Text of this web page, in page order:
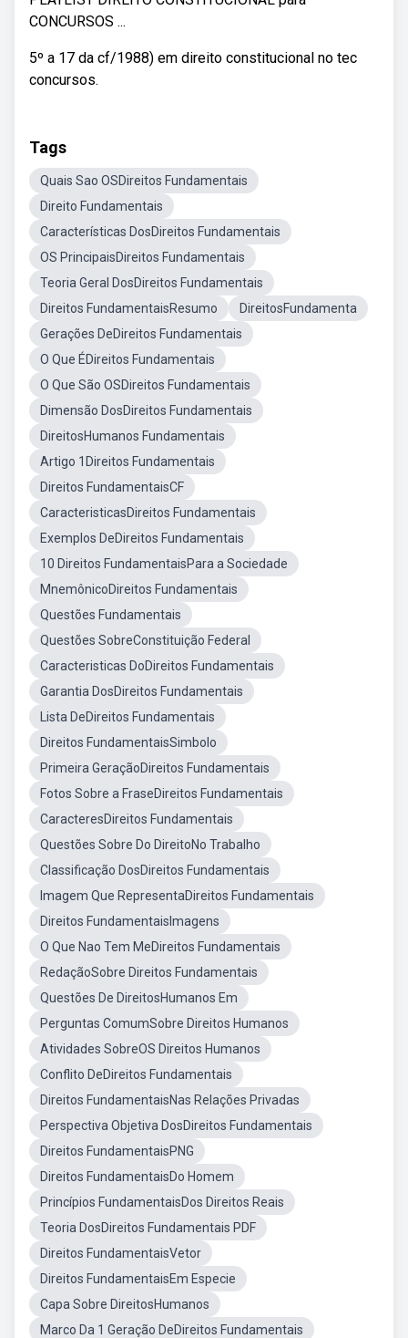
CONCURSOS ...
5º a 17 da cf/1988) em direito constitucional no tec
concursos.
Tags
Quais Sao OSDireitos Fundamentais
Direito Fundamentais
Características DosDireitos Fundamentais
OS PrincipaisDireitos Fundamentais
Teoria Geral DosDireitos Fundamentais
Direitos FundamentaisResumo
DireitosFundamenta
Gerações DeDireitos Fundamentais
O Que ÉDireitos Fundamentais
O Que São OSDireitos Fundamentais
Dimensão DosDireitos Fundamentais
DireitosHumanos Fundamentais
Artigo 1Direitos Fundamentais
Direitos FundamentaisCF
CaracteristicasDireitos Fundamentais
Exemplos DeDireitos Fundamentais
10 Direitos FundamentaisPara a Sociedade
MnemônicoDireitos Fundamentais
Questões Fundamentais
Questões SobreConstituição Federal
Caracteristicas DoDireitos Fundamentais
Garantia DosDireitos Fundamentais
Lista DeDireitos Fundamentais
Direitos FundamentaisSimbolo
Primeira GeraçãoDireitos Fundamentais
Fotos Sobre a FraseDireitos Fundamentais
CaracteresDireitos Fundamentais
Questões Sobre Do DireitoNo Trabalho
Classificação DosDireitos Fundamentais
Imagem Que RepresentaDireitos Fundamentais
Direitos FundamentaisImagens
O Que Nao Tem MeDireitos Fundamentais
RedaçãoSobre Direitos Fundamentais
Questões De DireitosHumanos Em
Perguntas ComumSobre Direitos Humanos
Atividades SobreOS Direitos Humanos
Conflito DeDireitos Fundamentais
Direitos FundamentaisNas Relações Privadas
Perspectiva Objetiva DosDireitos Fundamentais
Direitos FundamentaisPNG
Direitos FundamentaisDo Homem
Princípios FundamentaisDos Direitos Reais
Teoria DosDireitos Fundamentais PDF
Direitos FundamentaisVetor
Direitos FundamentaisEm Especie
Capa Sobre DireitosHumanos
Marco Da 1 Geração DeDireitos Fundamentais